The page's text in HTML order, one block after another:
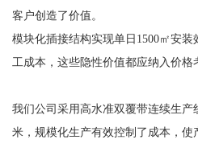
客户创造了价值。
模块化插接结构实现单日1500㎡安
工成本，这些隐性价值都应纳入价格
我们公司采用高水准双覆带连续生产
米，规模化生产有效控制了成本，使